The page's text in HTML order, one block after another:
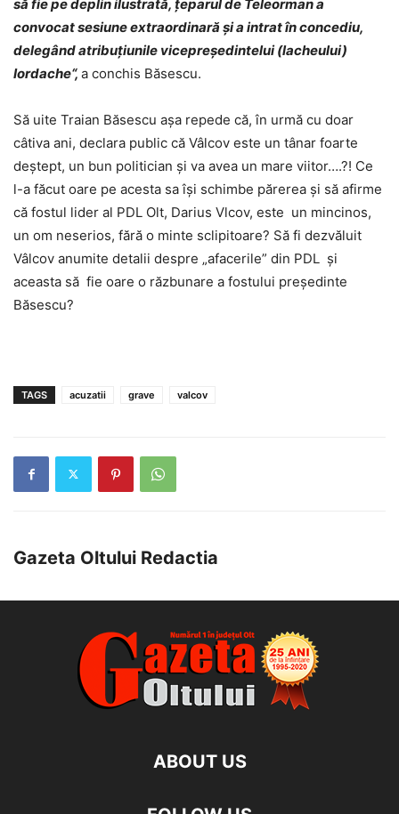
să fie pe deplin ilustrată, ţeparul de Teleorman a
convocat sesiune extraordinară şi a intrat în concediu,
delegând atribuţiunile vicepreşedintelui (lacheului)
Iordache“, a conchis Băsescu.
Să uite Traian Băsescu aşa repede că, în urmă cu doar
câtiva ani, declara public că Vâlcov este un tânar foarte
deștept, un bun politician și va avea un mare viitor….?! Ce
l-a făcut oare pe acesta sa își schimbe părerea și să afirme
că fostul lider al PDL Olt, Darius Vlcov, este un mincinos,
un om neserios, fără o minte sclipitoare? Să fi dezvăluit
Vâlcov anumite detalii despre „afacerile” din PDL și
aceasta să fie oare o răzbunare a fostului președinte
Băsescu?
TAGS acuzatii grave valcov
Gazeta Oltului Redactia
ABOUT US